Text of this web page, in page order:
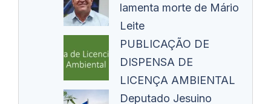
lamenta morte de Mário
Leite
PUBLICAÇÃO DE
DISPENSA DE
LICENÇA AMBIENTAL
Deputado Jesuino